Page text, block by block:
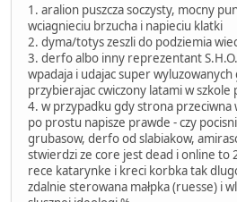
1. aralion puszcza soczysty, mocny
wciagnieciu brzucha i napieciu klatki
2. dyma/totys zeszli do podziemia
3. derfo albo inny reprezentant
wpadaja i udajac super wyluzowanych
przybierajac cwiczony latami w szkole
4. w przypadku gdy strona przeciwna
po prostu napisze prawde - czy
grubasow, derfo od slabiakow,
stwierdzi ze core jest dead i online to
rece katarynke i kreci korbka tak
zdalnie sterowana małpka (ruesse) i